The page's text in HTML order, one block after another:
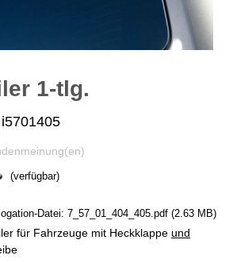
1-tlg.
(verfügbar)
Datei: 7_57_01_404_405.pdf (2.63 MB)
für Fahrzeuge mit Heckklappe und